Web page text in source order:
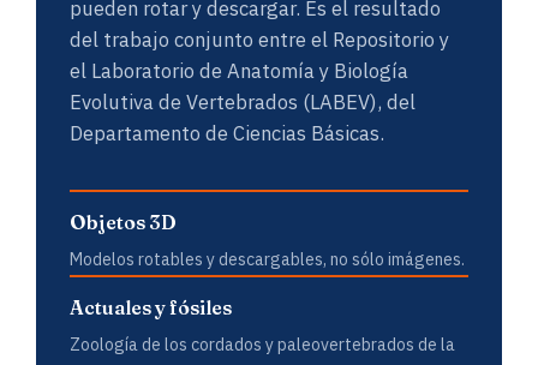
pueden rotar y descargar. Es el resultado
del trabajo conjunto entre el Repositorio y
el Laboratorio de Anatomía y Biología
Evolutiva de Vertebrados (LABEV), del
Departamento de Ciencias Básicas.
Objetos 3D
Modelos rotables y descargables, no sólo imágenes.
Actuales y fósiles
Zoología de los cordados y paleovertebrados de la